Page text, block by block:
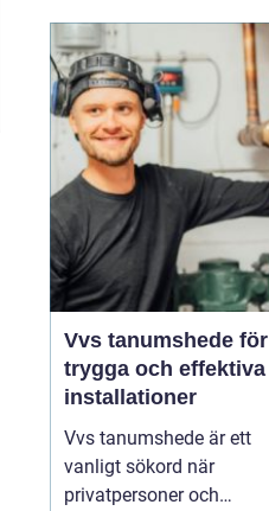
viktigaste skydd mot
regn, snö och fukt, och
en i tid genomförd
renovering kan sp...
Vvs tanumshede för
trygga och effektiva
installationer
Vvs tanumshede är ett
vanligt sökord när
privatpersoner och